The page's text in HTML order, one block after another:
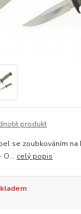
produkt
se zoubkováním
O... celý popis